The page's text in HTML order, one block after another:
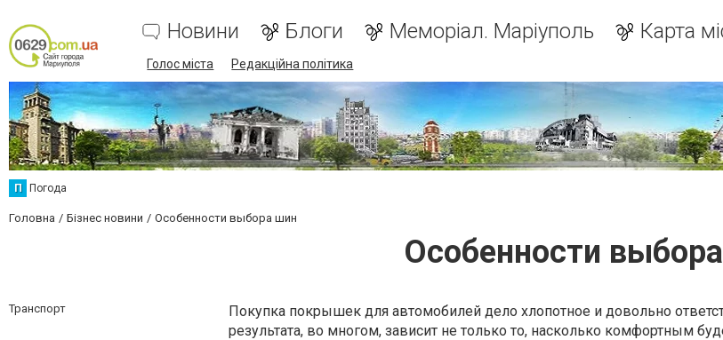
Новини Блоги Меморіал. Маріуполь Карта
Голос міста Редакційна політика
П Погода
Головна Бізнес новини Особенности выбора шин
Особенности
Транспорт
Покупка покрышек для автомобилей дело хлопотное и довольно
результата, во многом, зависит не только то, насколько комфортным